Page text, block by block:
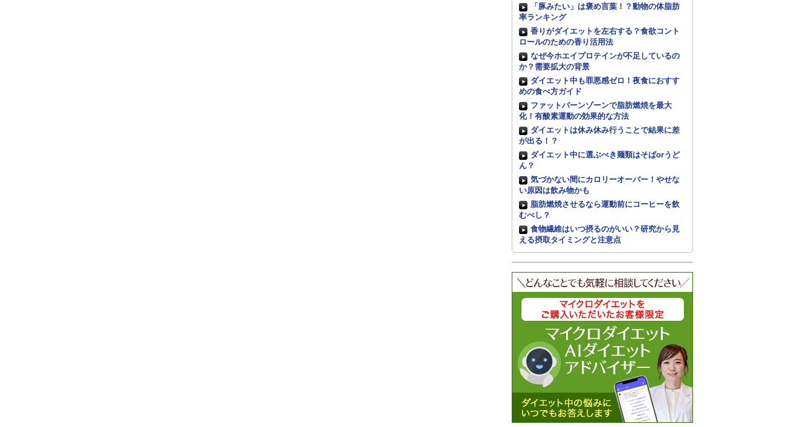
「豚みたい」は褒め言葉！？動物の体脂肪
率ランキング
香りがダイエットを左右する？食欲コント
ロールのための香り活用法
なぜ今ホエイプロテインが不足しているの
か？需要拡大の背景
ダイエット中も罪悪感ゼロ！夜食におすす
めの食べ方ガイド
ファットバーンゾーンで脂肪燃焼を最大
化！有酸素運動の効果的な方法
ダイエットは休み休み行うことで結果に差
が出る！？
ダイエット中に選ぶべき麺類はそばorうど
ん？
気づかない間にカロリーオーバー！やせな
い原因は飲み物かも
脂肪燃焼させるなら運動前にコーヒーを飲
むべし？
食物繊維はいつ摂るのがいい？研究から見
える摂取タイミングと注意点